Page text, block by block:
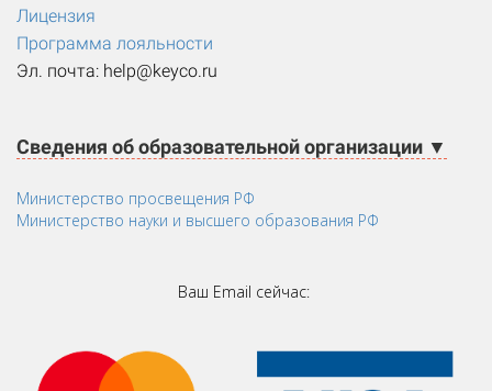
Лицензия
Программа лояльности
Эл. почта: help@keyco.ru
Сведения об образовательной организации ▼
Министерство просвещения РФ
Министерство науки и высшего образования РФ
Ваш Email сейчас: